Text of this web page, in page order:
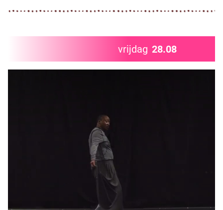
vrijdag 28.08